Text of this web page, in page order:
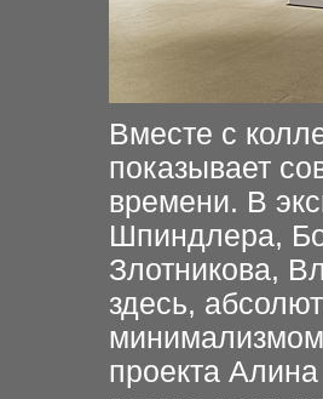
Вместе с
показывает
времени. В
Шпиндлера,
Злотникова,
здесь,
минимализмом
проекта